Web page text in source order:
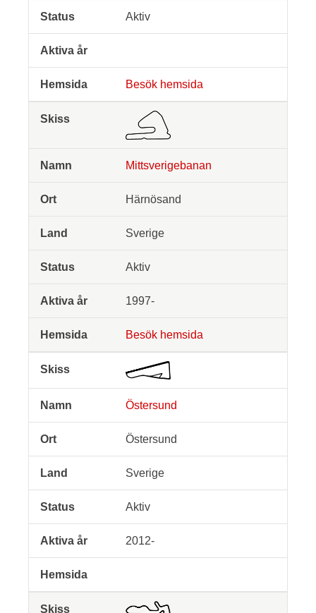
Aktiv
Besök hemsida
Mittsverigebanan
Härnösand
Sverige
Aktiv
1997-
Besök hemsida
Östersund
Östersund
Sverige
Aktiv
2012-